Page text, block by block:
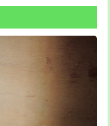
11,000円~
55,000円
33,000円
8,800円
11,000円